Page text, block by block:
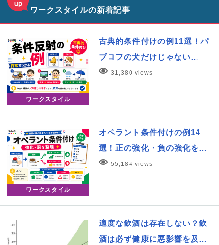
ワークスタイルの新着記事
ワークスタイル
古典的条件付けの例11選！パ
ブロフの犬だけじゃない…
31,380 views
ワークスタイル
オペラント条件付けの例14
選！正の強化・負の強化を…
55,184 views
適度な飲酒は存在しない？飲
酒は必ず健康に悪影響を及…